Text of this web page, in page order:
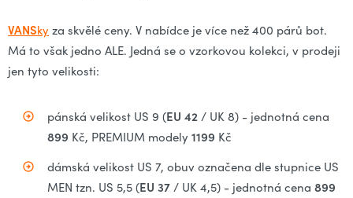
VANSky za skvělé ceny. V nabídce je více než 400 párů bot.
Má to však jedno ALE. Jedná se o vzorkovou kolekci, v prodeji
jen tyto velikosti:
pánská velikost US 9 (EU 42 / UK 8) - jednotná cena
899 Kč, PREMIUM modely 1199 Kč
dámská velikost US 7, obuv označena dle stupnice US
MEN tzn. US 5,5 (EU 37 / UK 4,5) - jednotná cena 899